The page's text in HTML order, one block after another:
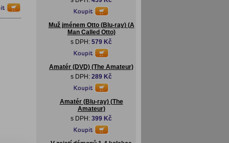
Muž jménem Otto (Blu-ray) (A
Man Called Otto)
s DPH: 579 Kč
Amatér (DVD) (The Amateur)
s DPH: 289 Kč
Amatér (Blu-ray) (The
Amateur)
s DPH: 399 Kč